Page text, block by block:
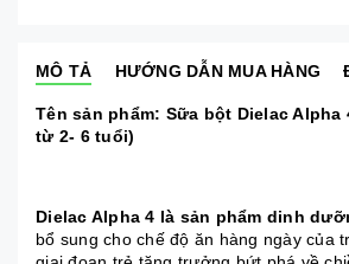
MÔ TẢ HƯỚNG DẪN MUA HÀNG
Tên sản phẩm: Sữa bột Dielac Alpha
từ 2- 6 tuổi)
Dielac Alpha 4 là sản phẩm dinh
bổ sung cho chế độ ăn hàng ngày của